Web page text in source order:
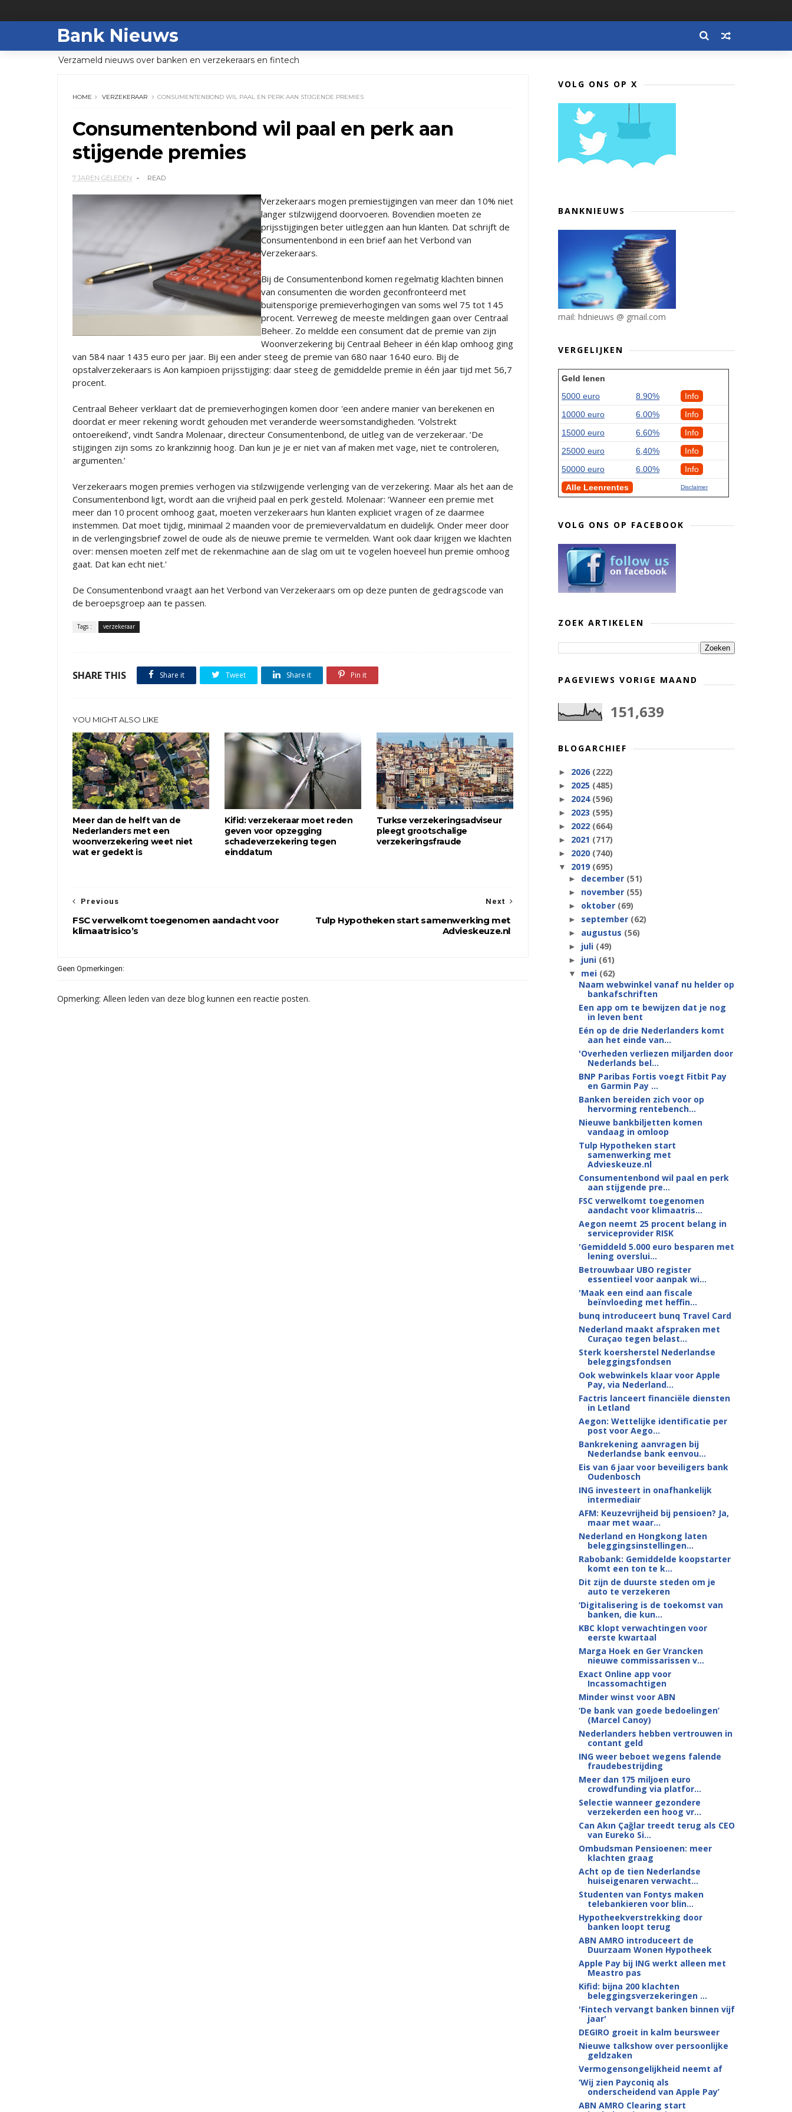
Bank Nieuws
Verzameld nieuws over banken en verzekeraars en fintech
HOME VERZEKERAAR CONSUMENTENBOND WIL PAAL EN PERK AAN STIJGENDE PREMIES
Consumentenbond wil paal en perk aan
stijgende premies
7 JAREN GELEDEN READ
Verzekeraars mogen premiestijgingen van meer dan 10% niet
langer stilzwijgend doorvoeren. Bovendien moeten ze
prijsstijgingen beter uitleggen aan hun klanten. Dat schrijft de
Consumentenbond in een brief aan het Verbond van
Verzekeraars.
Bij de Consumentenbond komen regelmatig klachten binnen
van consumenten die worden geconfronteerd met
buitensporige premieverhogingen van soms wel 75 tot 145
procent. Verreweg de meeste meldingen gaan over Centraal
Beheer. Zo meldde een consument dat de premie van zijn
Woonverzekering bij Centraal Beheer in één klap omhoog ging
van 584 naar 1435 euro per jaar. Bij een ander steeg de premie van 680 naar 1640 euro. Bij de
opstalverzekeraars is Aon kampioen prijsstijging: daar steeg de gemiddelde premie in één jaar tijd met 56,7
procent.
Centraal Beheer verklaart dat de premieverhogingen komen door 'een andere manier van berekenen en
doordat er meer rekening wordt gehouden met veranderde weersomstandigheden. ‘Volstrekt
ontoereikend’, vindt Sandra Molenaar, directeur Consumentenbond, de uitleg van de verzekeraar. ‘De
stijgingen zijn soms zo krankzinnig hoog. Dan kun je je er niet van af maken met vage, niet te controleren,
argumenten.’
Verzekeraars mogen premies verhogen via stilzwijgende verlenging van de verzekering. Maar als het aan de
Consumentenbond ligt, wordt aan die vrijheid paal en perk gesteld. Molenaar: ‘Wanneer een premie met
meer dan 10 procent omhoog gaat, moeten verzekeraars hun klanten expliciet vragen of ze daarmee
instemmen. Dat moet tijdig, minimaal 2 maanden voor de premievervaldatum en duidelijk. Onder meer door
in de verlengingsbrief zowel de oude als de nieuwe premie te vermelden. Want ook daar krijgen we klachten
over: mensen moeten zelf met de rekenmachine aan de slag om uit te vogelen hoeveel hun premie omhoog
gaat. Dat kan echt niet.'
De Consumentenbond vraagt aan het Verbond van Verzekeraars om op deze punten de gedragscode van
de beroepsgroep aan te passen.
Tags : verzekeraar
SHARE THIS Share it Tweet Share it Pin it
YOU MIGHT ALSO LIKE
Meer dan de helft van de
Nederlanders met een
woonverzekering weet niet
wat er gedekt is
Kifid: verzekeraar moet reden
geven voor opzegging
schadeverzekering tegen
einddatum
Turkse verzekeringsadviseur
pleegt grootschalige
verzekeringsfraude
Next
Tulp Hypotheken start samenwerking met
Advieskeuze.nl
Previous
FSC verwelkomt toegenomen aandacht voor
klimaatrisico’s
Geen Opmerkingen:
Opmerking: Alleen leden van deze blog kunnen een reactie posten.
VOLG ONS OP X
BANKNIEUWS
mail: hdnieuws @ gmail.com
VERGELIJKEN
Geld lenen
5000 euro
8.90%
Info
10000 euro
6.00%
Info
15000 euro
6.60%
Info
25000 euro
6,40%
Info
50000 euro
6.00%
Info
Alle Leenrentes
Disclaimer
VOLG ONS OP FACEBOOK
ZOEK ARTIKELEN
PAGEVIEWS VORIGE MAAND
151,639
BLOGARCHIEF
► 2026 (222)
► 2025 (485)
► 2024 (596)
► 2023 (595)
► 2022 (664)
► 2021 (717)
► 2020 (740)
▼ 2019 (695)
► december (51)
► november (55)
► oktober (69)
► september (62)
► augustus (56)
► juli (49)
► juni (61)
▼ mei (62)
Naam webwinkel vanaf nu helder op
bankafschriften
Een app om te bewijzen dat je nog
in leven bent
Eén op de drie Nederlanders komt
aan het einde van...
'Overheden verliezen miljarden door
Nederlands bel...
BNP Paribas Fortis voegt Fitbit Pay
en Garmin Pay ...
Banken bereiden zich voor op
hervorming rentebench...
Nieuwe bankbiljetten komen
vandaag in omloop
Tulp Hypotheken start
samenwerking met
Advieskeuze.nl
Consumentenbond wil paal en perk
aan stijgende pre...
FSC verwelkomt toegenomen
aandacht voor klimaatris...
Aegon neemt 25 procent belang in
serviceprovider RISK
'Gemiddeld 5.000 euro besparen met
lening overslui...
Betrouwbaar UBO register
essentieel voor aanpak wi...
'Maak een eind aan fiscale
beïnvloeding met heffin...
bunq introduceert bunq Travel Card
Nederland maakt afspraken met
Curaçao tegen belast...
Sterk koersherstel Nederlandse
beleggingsfondsen
Ook webwinkels klaar voor Apple
Pay, via Nederland...
Factris lanceert financiële diensten
in Letland
Aegon: Wettelijke identificatie per
post voor Aego...
Bankrekening aanvragen bij
Nederlandse bank eenvou...
Eis van 6 jaar voor beveiligers bank
Oudenbosch
ING investeert in onafhankelijk
intermediair
AFM: Keuzevrijheid bij pensioen? Ja,
maar met waar...
Nederland en Hongkong laten
beleggingsinstellingen...
Rabobank: Gemiddelde koopstarter
komt een ton te k...
Dit zijn de duurste steden om je
auto te verzekeren
‘Digitalisering is de toekomst van
banken, die kun...
KBC klopt verwachtingen voor
eerste kwartaal
Marga Hoek en Ger Vrancken
nieuwe commissarissen v...
Exact Online app voor
Incassomachtigen
Minder winst voor ABN
‘De bank van goede bedoelingen’
(Marcel Canoy)
Nederlanders hebben vertrouwen in
contant geld
ING weer beboet wegens falende
fraudebestrijding
Meer dan 175 miljoen euro
crowdfunding via platfor...
Selectie wanneer gezondere
verzekerden een hoog vr...
Can Akın Çağlar treedt terug als CEO
van Eureko Si...
Ombudsman Pensioenen: meer
klachten graag
Acht op de tien Nederlandse
huiseigenaren verwacht...
Studenten van Fontys maken
telebankieren voor blin...
Hypotheekverstrekking door
banken loopt terug
ABN AMRO introduceert de
Duurzaam Wonen Hypotheek
Apple Pay bij ING werkt alleen met
Meastro pas
Kifid: bijna 200 klachten
beleggingsverzekeringen ...
'Fintech vervangt banken binnen vijf
jaar'
DEGIRO groeit in kalm beursweer
Nieuwe talkshow over persoonlijke
geldzaken
Vermogensongelijkheid neemt af
‘Wij zien Payconiq als
onderscheidend van Apple Pay’
ABN AMRO Clearing start